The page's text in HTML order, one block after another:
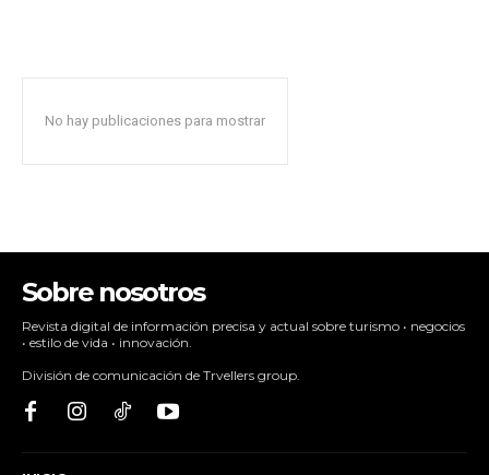
No hay publicaciones para mostrar
Sobre nosotros
Revista digital de información precisa y actual sobre turismo • negocios
• estilo de vida • innovación.
División de comunicación de Trvellers group.